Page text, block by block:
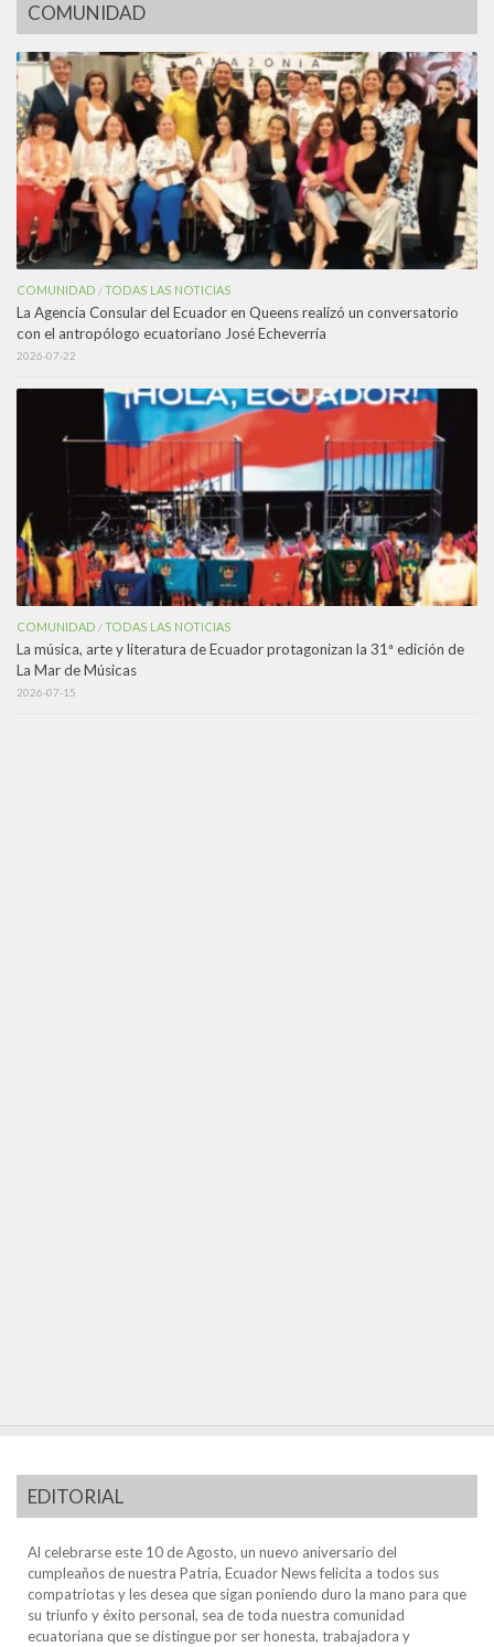
COMUNIDAD
COMUNIDAD /TODAS LAS NOTICIAS
La Agencia Consular del Ecuador en Queens realizó un conversatorio
con el antropólogo ecuatoriano José Echeverría
2026-07-22
COMUNIDAD /TODAS LAS NOTICIAS
La música, arte y literatura de Ecuador protagonizan la 31ª edición de
La Mar de Músicas
2026-07-15
EDITORIAL
Al celebrarse este 10 de Agosto, un nuevo aniversario del
cumpleaños de nuestra Patria, Ecuador News felicita a todos sus
compatriotas y les desea que sigan poniendo duro la mano para que
su triunfo y éxito personal, sea de toda nuestra comunidad
ecuatoriana que se distingue por ser honesta, trabajadora y